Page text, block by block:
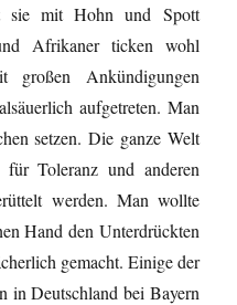
sie mit Hohn und Spott
Afrikaner ticken wohl
Ankündigungen
aufgetreten. Man
setzen. Die ganze Welt
Toleranz und anderen
werden. Man wollte
Hand den Unterdrückten
gemacht. Einige der
in Deutschland bei Bayern